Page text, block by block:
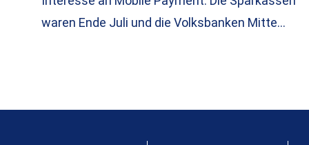
waren Ende Juli und die Volksbanken Mitte…